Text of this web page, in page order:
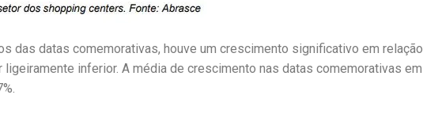
das datas comemorativas, houve um crescimento significativo em relação
inferior. A média de crescimento nas datas comemorativas em